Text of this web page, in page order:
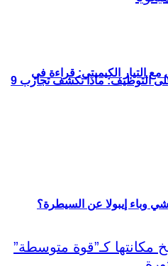
التيار الكيميتي: قراءة في
تدريب الشباب الإفريقي على التوظيف: ماذا تكشف تجارب 9